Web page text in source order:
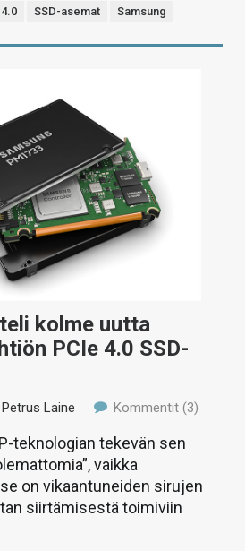
SSD-asemat Samsung
kolme uutta
PCIe 4.0 SSD-
Petrus Laine Kommentit (3)
teknologian tekevän sen
vaikka
on vikaantuneiden sirujen
siirtämisestä toimiviin